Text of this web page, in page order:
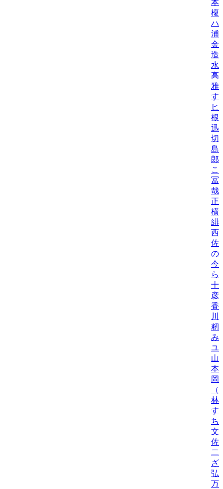
本
榎
ハ
浦
金
造/
水
高
雅
す
ヒ
根
迅/
切
島
郎
こ
冨
哉/
正
横
緋
西
佐
の
今
ら
十
彦
香
川
籾
み/
ユ
山
本
岡
林
す
ち
文
佐
二
ざ
弘/
万